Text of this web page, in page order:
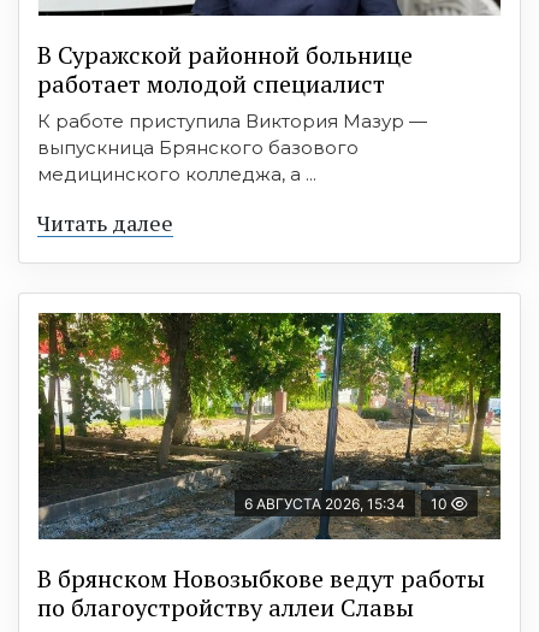
В Суражской районной больнице
работает молодой специалист
К работе приступила Виктория Мазур —
выпускница Брянского базового
медицинского колледжа, а ...
Читать далее
6 АВГУСТА 2026, 15:34 10
В брянском Новозыбкове ведут работы
по благоустройству аллеи Славы